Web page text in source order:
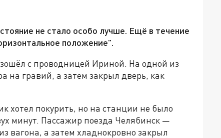
не стало особо лучше. Ещё в течение
положение".
с проводницей Ириной. На одной из
на гравий, а затем закрыл дверь, как
хотел покурить, но на станции не было
минут. Пассажир поезда Челябинск —
вагона, а затем хладнокровно закрыл